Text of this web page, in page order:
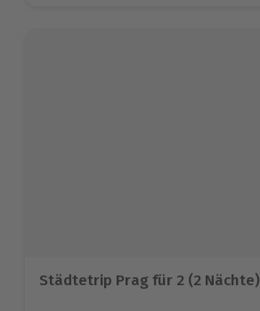
Städtetrip Prag für 2 (2 Nächte)